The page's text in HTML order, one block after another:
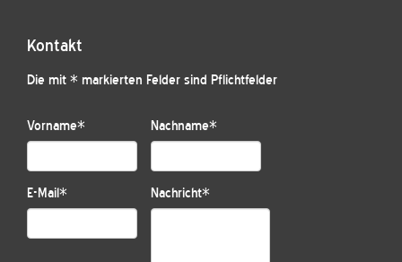
Kontakt
Die mit * markierten Felder sind Pflichtfelder
Vorname* Nachname*
E-Mail* Nachricht*